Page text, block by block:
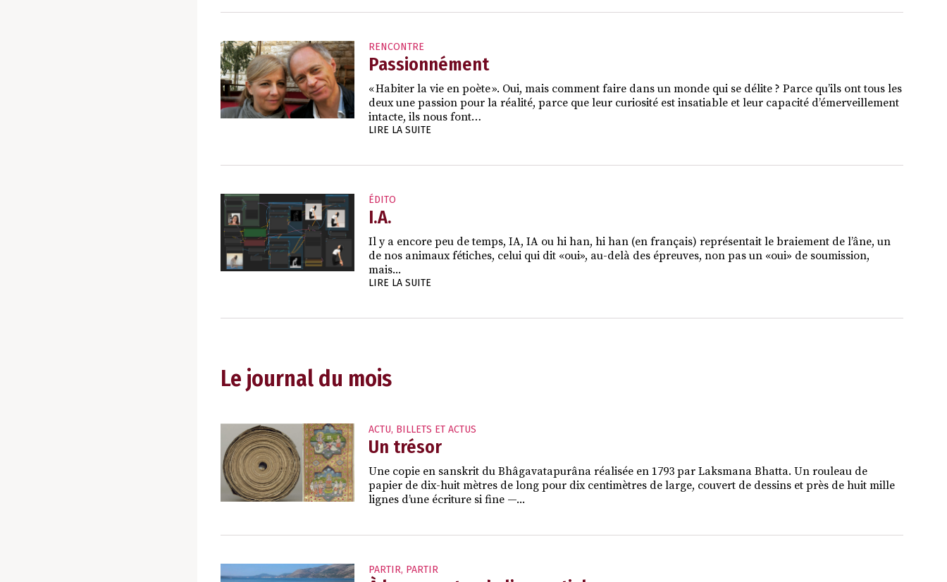
RENCONTRE
Passionnément
« Habiter la vie en poète ». Oui, mais comment faire dans un monde qui se délite ? Parce qu’ils ont tous les
deux une passion pour la réalité, parce que leur curiosité est insatiable et leur capacité d’émerveillement
intacte, ils nous font…
LIRE LA SUITE
ÉDITO
I.A.
Il y a encore peu de temps, IA, IA ou hi han, hi han (en français) représentait le braiement de l’âne, un
de nos animaux fétiches, celui qui dit «oui», au-delà des épreuves, non pas un «oui» de soumission,
mais...
LIRE LA SUITE
Le journal du mois
ACTU, BILLETS ET ACTUS
Un trésor
Une copie en sanskrit du Bhâgavatapurâna réalisée en 1793 par Laksmana Bhatta. Un rouleau de
papier de dix-huit mètres de long pour dix centimètres de large, couvert de dessins et près de huit mille
lignes d’une écriture si fine —...
PARTIR, PARTIR